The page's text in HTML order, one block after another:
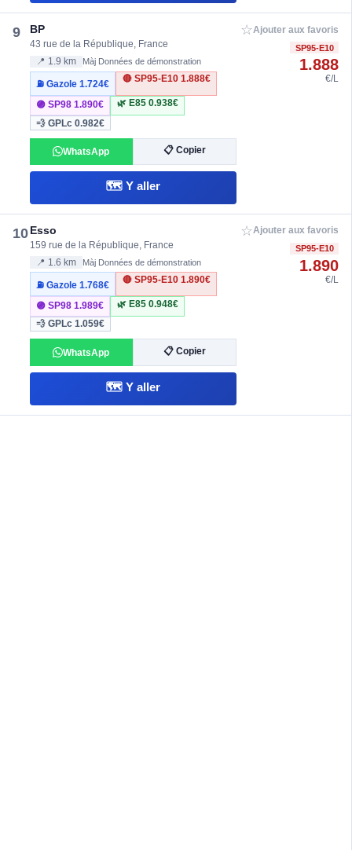
9 BP
43 rue de la République, France
📍 1.9 km Màj Données de démonstration
⛽ Gazole1.724€
🔴 SP95-E10 1.888€
🟣 SP981.890€ 🌿 E85 0.938€
💨 GPLc0.982€
WhatsApp 📋 Copier
🗺️ Y aller
☆Ajouter aux favoris
SP95-E10
1.888
€/L
10Esso
159 rue de la République, France
📍 1.6 km Màj Données de démonstration
⛽ Gazole1.768€
🔴 SP95-E10 1.890€
🟣 SP981.989€ 🌿 E85 0.948€
💨 GPLc1.059€
WhatsApp 📋 Copier
🗺️ Y aller
☆Ajouter aux favoris
SP95-E10
1.890
€/L